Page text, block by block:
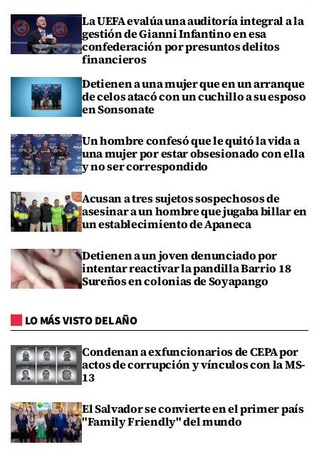
La UEFA evalúa una auditoría integral a la
gestión de Gianni Infantino en esa
confederación por presuntos delitos
financieros
Detienen a una mujer que en un arranque
de celos atacó con un cuchillo a su esposo
en Sonsonate
Un hombre confesó que le quitó la vida a
una mujer por estar obsesionado con ella
y no ser correspondido
Acusan a tres sujetos sospechosos de
asesinar a un hombre que jugaba billar en
un establecimiento de Apaneca
Detienen a un joven denunciado por
intentar reactivar la pandilla Barrio 18
Sureños en colonias de Soyapango
LO MÁS VISTO DEL AÑO
Condenan a exfuncionarios de CEPA por
actos de corrupción y vínculos con la MS-
13
El Salvador se convierte en el primer país
"Family Friendly" del mundo